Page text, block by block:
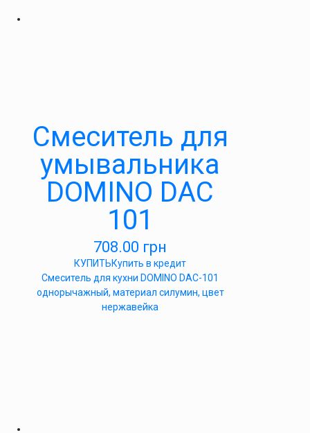
Cмеситель для
умывальника
DOMINO DAC
101
708.00 грн
КУПИТЬКупить в кредит
Cмеситель для кухни DOMINO DAC-101
однорычажный, материал силумин, цвет
нержавейка